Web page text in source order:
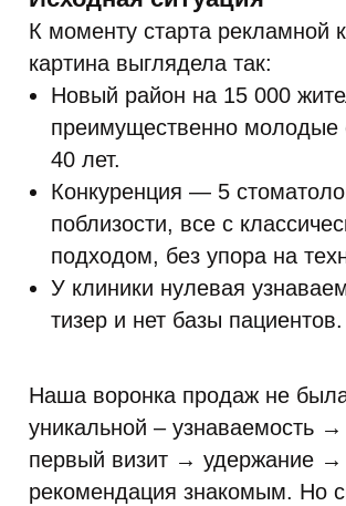
К моменту старта рекламной
картина выглядела так:
Новый район на 15 000
преимущественно молодые
40 лет.
Конкуренция — 5
поблизости, все с
подходом, без упора на
У клиники нулевая
тизер и нет базы пациентов.
Наша воронка продаж не
уникальной – узнаваемость
первый визит → удержание →
рекомендация знакомым. Но